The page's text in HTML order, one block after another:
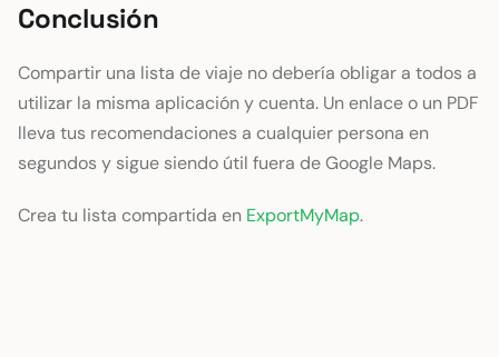
Conclusión
Compartir una lista de viaje no debería obligar a todos a
utilizar la misma aplicación y cuenta. Un enlace o un PDF
lleva tus recomendaciones a cualquier persona en
segundos y sigue siendo útil fuera de Google Maps.
Crea tu lista compartida en ExportMyMap.